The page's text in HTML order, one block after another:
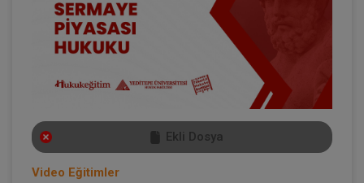
Ekli Dosya
Video Eğitimler